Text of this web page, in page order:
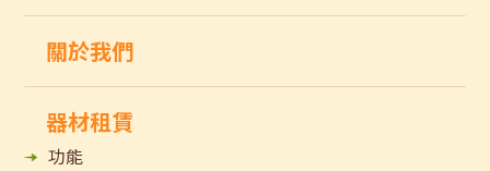
關於我們
器材租賃
功能